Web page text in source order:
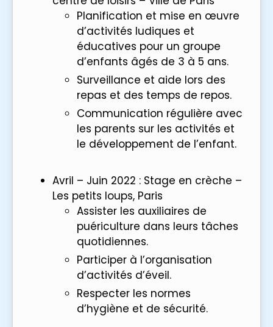
Planification et mise en œuvre
d’activités ludiques et
éducatives pour un groupe
d’enfants âgés de 3 à 5 ans.
Surveillance et aide lors des
repas et des temps de repos.
Communication régulière avec
les parents sur les activités et
le développement de l’enfant.
Avril – Juin 2022 : Stage en crèche –
Les petits loups, Paris
Assister les auxiliaires de
puériculture dans leurs tâches
quotidiennes.
Participer à l’organisation
d’activités d’éveil.
Respecter les normes
d’hygiène et de sécurité.